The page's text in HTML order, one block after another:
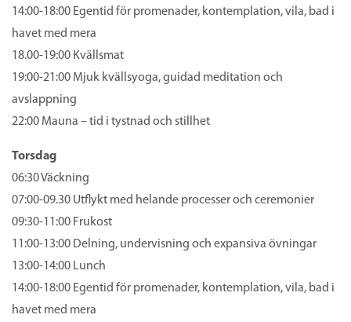
14:00-18:00 Egentid för promenader, kontemplation, vila, bad i
havet med mera
18.00-19:00 Kvällsmat
19:00-21:00 Mjuk kvällsyoga, guidad meditation och
avslappning
22:00 Mauna – tid i tystnad och stillhet
Torsdag
06:30 Väckning
07:00-09.30 Utflykt med helande processer och ceremonier
09:30-11:00 Frukost
11:00-13:00 Delning, undervisning och expansiva övningar
13:00-14:00 Lunch
14:00-18:00 Egentid för promenader, kontemplation, vila, bad i
havet med mera